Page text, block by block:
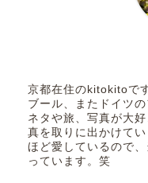
京都在住のkitokitoで
ブール、またドイツ
ネタや旅、写真が大
真を取りに出かけて
ほど愛しているので
っています。笑